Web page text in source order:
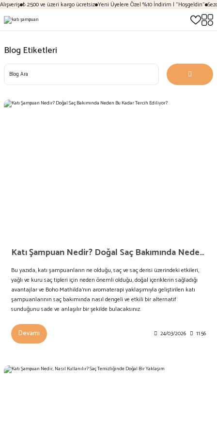
₺ 2500 ve üzeri kargo ücretsiz Yeni Üyelere Özel %10 İndirim | "Hoşgeldin"
Blog Etiketleri
Katı Şampuan Nedir? Doğal Saç Bakımında Neden Bu Kadar Tercih Ediliyor?
Bu yazıda, katı şampuanların ne olduğu, saç ve saç derisi üzerindeki etkileri,
yağlı ve kuru saç tipleri için neden önemli olduğu, doğal içeriklerin sağladığı
avantajlar ve Boho Mathilda’nın aromaterapi yaklaşımıyla geliştirilen katı
şampuanlarının saç bakımında nasıl dengeli ve etkili bir alternatif
sunduğunu sade ve anlaşılır bir şekilde bulacaksınız.
Devamı 24/03/2026 11:56